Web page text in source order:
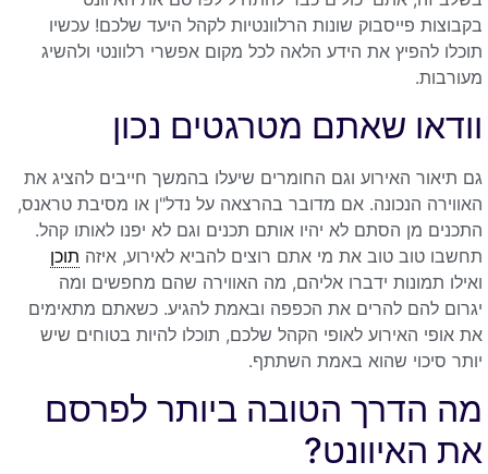
בקבוצות פייסבוק שונות הרלוונטיות לקהל היעד שלכם! עכשיו
תוכלו להפיץ את הידע הלאה לכל מקום אפשרי רלוונטי ולהשיג
מעורבות.
וודאו שאתם מטרגטים נכון
גם תיאור האירוע וגם החומרים שיעלו בהמשך חייבים להציג את
האווירה הנכונה. אם מדובר בהרצאה על נדל"ן או מסיבת טראנס,
התכנים מן הסתם לא יהיו אותם תכנים וגם לא יפנו לאותו קהל.
תחשבו טוב טוב את מי אתם רוצים להביא לאירוע, איזה תוכן
ואילו תמונות ידברו אליהם, מה האווירה שהם מחפשים ומה
יגרום להם להרים את הכפפה ובאמת להגיע. כשאתם מתאימים
את אופי האירוע לאופי הקהל שלכם, תוכלו להיות בטוחים שיש
יותר סיכוי שהוא באמת השתתף.
מה הדרך הטובה ביותר לפרסם
את האיוונט?